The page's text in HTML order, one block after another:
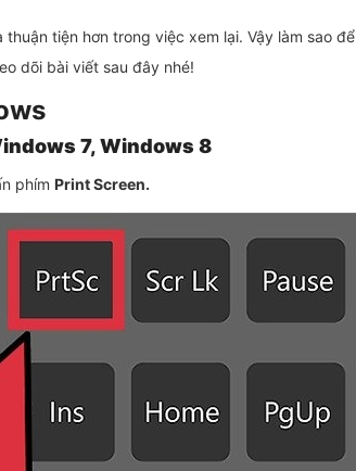
tiện hơn trong việc xem lại. Vậy làm sao để
dõi bài viết sau đây nhé!
7, Windows 8
phím Print Screen.